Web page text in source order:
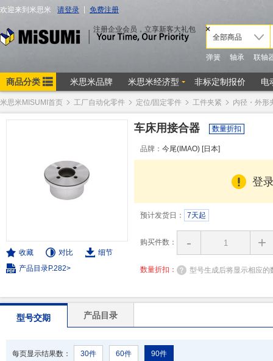
米思米MISUMI首页 工厂自动化零件 定位/固定零件 工件夹紧 内径・外形
收藏 对比
细节
产品目录P.282>
车床用接合器 数量折扣
品牌： 今尾(IMAO) [日本]
登
预计发货日： 7天起
购买件数： - +
数量折扣： 型号生成后将显示相应的
型号交期 产品目录
每页显示结果数： 30件 60件 90件